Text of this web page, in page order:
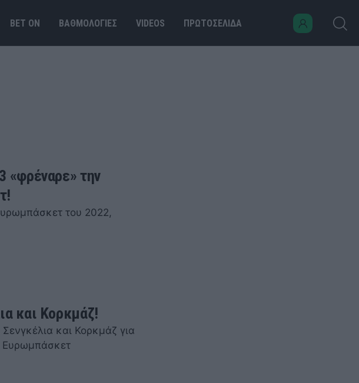
BET ΟΝ ΒΑΘΜΟΛΟΓΙΕΣ VIDEOS ΠΡΩΤΟΣΕΛΙΔΑ
«φρέναρε» την
του 2022,
και Κορκμάζ!
και Κορκμάζ για
Ευρωμπάσκετ